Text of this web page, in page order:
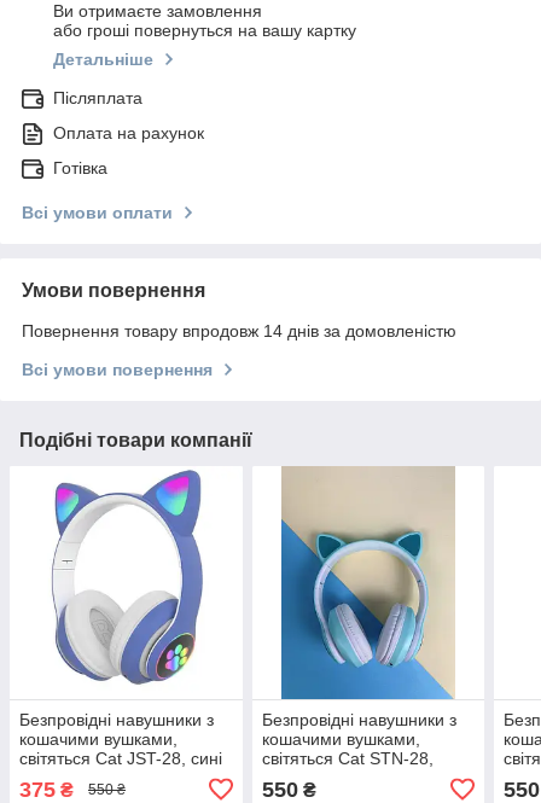
Ви отримаєте замовлення
або гроші повернуться на вашу картку
Детальніше
Післяплата
Оплата на рахунок
Готівка
Всі умови оплати
Умови повернення
Повернення товару впродовж 14 днів за домовленістю
Всі умови повернення
Подібні товари компанії
Безпровідні навушники з
кошачими вушками,
світяться Cat JST-28, сині
375 ₴ 550 ₴
Безпровідні навушники з
кошачими вушками,
світяться Cat STN-28,
550₴ 550